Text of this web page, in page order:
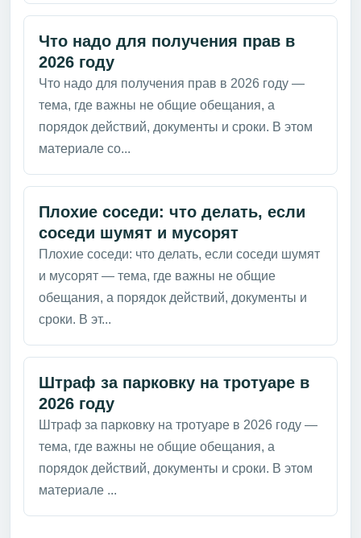
Что надо для получения прав в
2026 году
Что надо для получения прав в 2026 году —
тема, где важны не общие обещания, а
порядок действий, документы и сроки. В этом
материале со...
Плохие соседи: что делать, если
соседи шумят и мусорят
Плохие соседи: что делать, если соседи шумят
и мусорят — тема, где важны не общие
обещания, а порядок действий, документы и
сроки. В эт...
Штраф за парковку на тротуаре в
2026 году
Штраф за парковку на тротуаре в 2026 году —
тема, где важны не общие обещания, а
порядок действий, документы и сроки. В этом
материале ...